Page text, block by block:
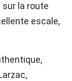
sur la route
escale,